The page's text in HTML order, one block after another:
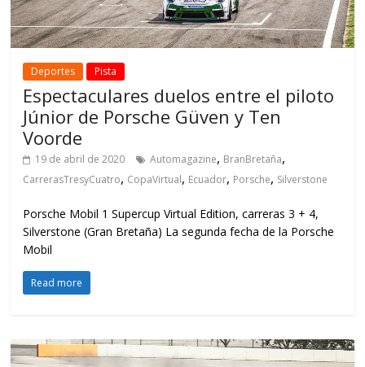
Deportes Pista
Espectaculares duelos entre el piloto
Júnior de Porsche Güven y Ten
Voorde
19 de abril de 2020 Automagazine, BranBretaña,
CarrerasTresyCuatro, CopaVirtual, Ecuador, Porsche, Silverstone
Porsche Mobil 1 Supercup Virtual Edition, carreras 3 + 4,
Silverstone (Gran Bretaña) La segunda fecha de la Porsche
Mobil
Read more